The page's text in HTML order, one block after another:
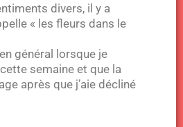
divers, il y a
« les fleurs dans le
général lorsque je
semaine et que la
après que j’aie décliné